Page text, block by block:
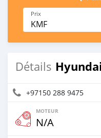
Prix
KMF
Détails
+97150 288 9475
MOTEUR
N/A